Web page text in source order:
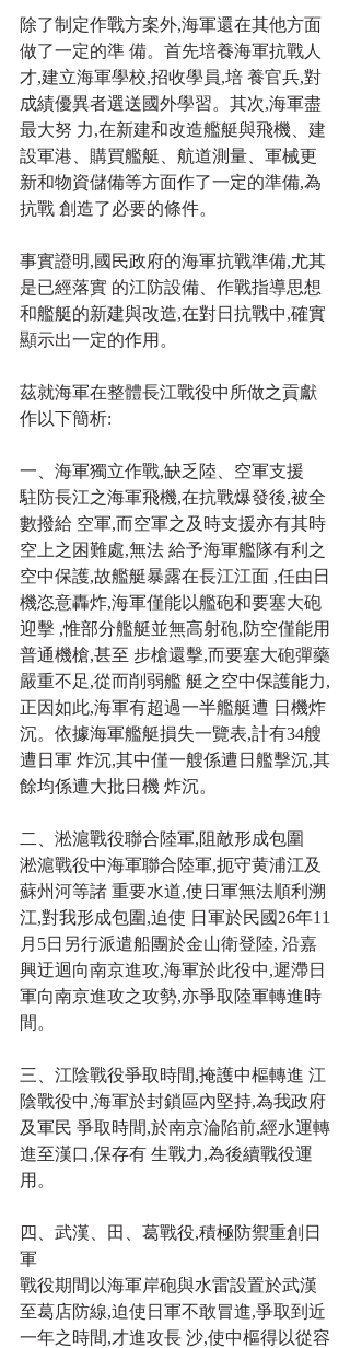
除了制定作戰方案外,海軍還在其他方面
做了一定的準 備。首先培養海軍抗戰人
才,建立海軍學校,招收學員,培 養官兵,對
成績優異者選送國外學習。其次,海軍盡
最大努 力,在新建和改造艦艇與飛機、建
設軍港、購買艦艇、航道測量、軍械更
新和物資儲備等方面作了一定的準備,為
抗戰 創造了必要的條件。
事實證明,國民政府的海軍抗戰準備,尤其
是已經落實 的江防設備、作戰指導思想
和艦艇的新建與改造,在對日抗戰中,確實
顯示出一定的作用。
茲就海軍在整體長江戰役中所做之貢獻
作以下簡析:
一、海軍獨立作戰,缺乏陸、空軍支援
駐防長江之海軍飛機,在抗戰爆發後,被全
數撥給 空軍,而空軍之及時支援亦有其時
空上之困難處,無法 給予海軍艦隊有利之
空中保護,故艦艇暴露在長江江面 ,任由日
機恣意轟炸,海軍僅能以艦砲和要塞大砲
迎擊 ,惟部分艦艇並無高射砲,防空僅能用
普通機槍,甚至 步槍還擊,而要塞大砲彈藥
嚴重不足,從而削弱艦 艇之空中保護能力,
正因如此,海軍有超過一半艦艇遭 日機炸
沉。依據海軍艦艇損失一覽表,計有34艘
遭日軍 炸沉,其中僅一艘係遭日艦擊沉,其
餘均係遭大批日機 炸沉。
二、淞滬戰役聯合陸軍,阻敵形成包圍
淞滬戰役中海軍聯合陸軍,扼守黄浦江及
蘇州河等諸 重要水道,使日軍無法順利溯
江,對我形成包圍,迫使 日軍於民國26年11
月5日另行派遣船團於金山衛登陸, 沿嘉
興迂迴向南京進攻,海軍於此役中,遲滯日
軍向南京進攻之攻勢,亦爭取陸軍轉進時
間。
三、江陰戰役爭取時間,掩護中樞轉進 江
陰戰役中,海軍於封鎖區內堅持,為我政府
及軍民 爭取時間,於南京淪陷前,經水運轉
進至漢口,保存有 生戰力,為後續戰役運
用。
四、武漢、田、葛戰役,積極防禦重創日
軍
戰役期間以海軍岸砲與水雷設置於武漢
至葛店防線,迫使日軍不敢冒進,爭取到近
一年之時間,才進攻長 沙,使中樞得以從容